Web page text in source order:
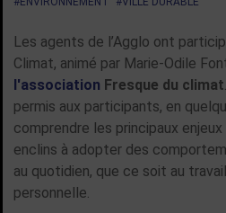
Les agents de l’Agglo ont
Climat, animé par Marie-Odile
l'association Fresque du climat
permis aux participants, en
comprendre les principaux
enclins à adopter des
au quotidien, que ce soit au
personnelle.